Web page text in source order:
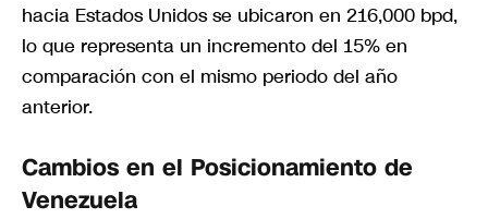
hacia Estados Unidos se ubicaron en 216,000 bpd,
lo que representa un incremento del 15% en
comparación con el mismo periodo del año
anterior.
Cambios en el Posicionamiento de
Venezuela